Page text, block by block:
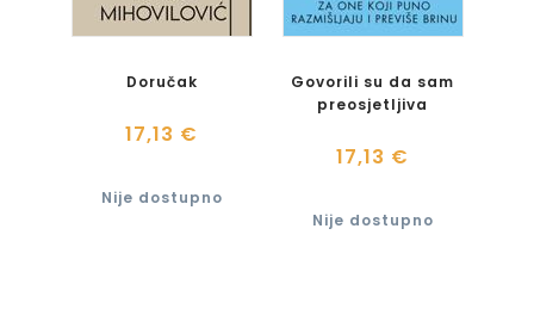
Doručak
17,13 €
Nije dostupno
Govorili su da sam
preosjetljiva
17,13 €
Nije dostupno